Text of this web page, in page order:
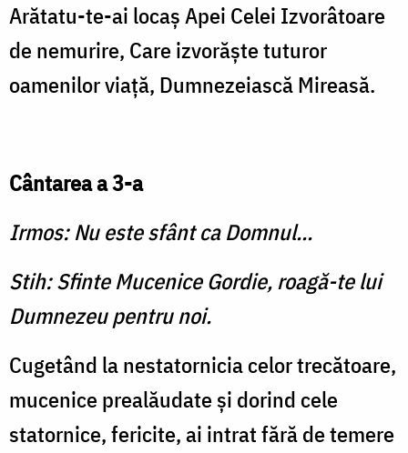
Arătatu-te-ai locaş Apei Celei Izvorâtoare
de nemurire, Care izvorăşte tuturor
oamenilor viaţă, Dumnezeiască Mireasă.
Cântarea a 3-a
Irmos: Nu este sfânt ca Domnul...
Stih: Sfinte Mucenice Gordie, roagă-te lui
Dumnezeu pentru noi.
Cugetând la nestatornicia celor trecătoare,
mucenice prealăudate şi dorind cele
statornice, fericite, ai intrat fără de temere